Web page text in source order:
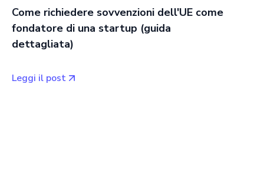
Come richiedere sovvenzioni dell'UE come
fondatore di una startup (guida
dettagliata)
Leggi il post